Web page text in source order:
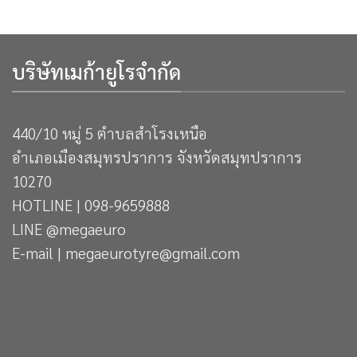
บริษัทเมก้ายูโรจำกัด
440/10 หมู่ 5 ตำบลสำโรงเหนือ
อำเภอเมืองสมุทรปราการ จังหวัดสมุทปราการ
10270
HOTLINE | 098-9659888
LINE @megaeuro
E-mail | megaeurotyre@gmail.com